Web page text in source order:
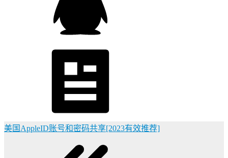
美国AppleID账号和密码共享[2023有效推荐]